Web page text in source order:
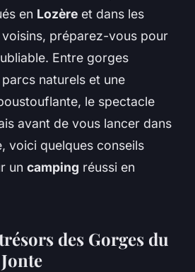
en Lozère et dans les
préparez-vous pour
Entre gorges
naturels et une
le spectacle
avant de vous lancer dans
voici quelques conseils
un camping réussi en
des Gorges du